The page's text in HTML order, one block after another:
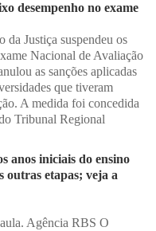
desempenho no exame
da Justiça suspendeu os
Nacional de Avaliação
as sanções aplicadas
que tiveram
A medida foi concedida
Tribunal Regional
anos iniciais do ensino
outras etapas; veja a
Agência RBS O